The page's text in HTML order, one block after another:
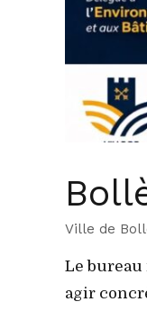
Ville de
Le
agir